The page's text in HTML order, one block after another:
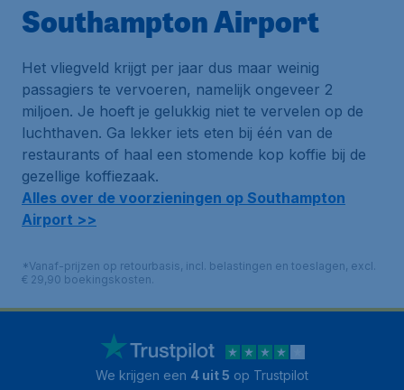
Southampton Airport
Het vliegveld krijgt per jaar dus maar weinig
passagiers te vervoeren, namelijk ongeveer 2
miljoen. Je hoeft je gelukkig niet te vervelen op de
luchthaven. Ga lekker iets eten bij één van de
restaurants of haal een stomende kop koffie bij de
gezellige koffiezaak.
Alles over de voorzieningen op Southampton
Airport >>
*Vanaf-prijzen op retourbasis, incl. belastingen en toeslagen, excl.
€ 29,90 boekingskosten.
We krijgen een 4 uit 5 op Trustpilot